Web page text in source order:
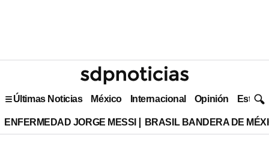
Últimas Noticias México Internacional Opinión Estilo
ENFERMEDAD JORGE MESSI BRASIL BANDERA DE